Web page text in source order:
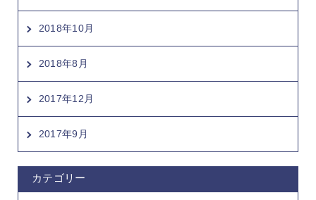
2018年10月
2018年8月
2017年12月
2017年9月
カテゴリー